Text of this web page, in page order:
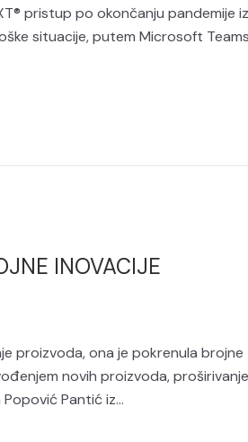
pristup po okončanju pandemije
situacije, putem Microsoft
INOVACIJE
proizvoda, ona je pokrenula brojne
novih proizvoda,
Pantić iz...